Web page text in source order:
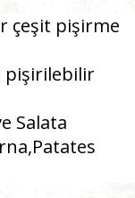
çeşit pişirme
pişirilebilir
Salata
,Patates